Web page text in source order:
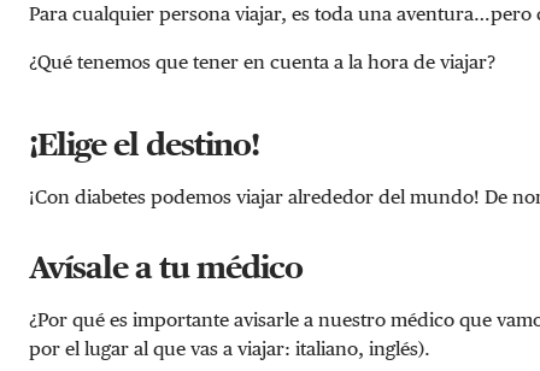
Para cualquier persona viajar, es toda una
¿Qué tenemos que tener en cuenta a la hora de viajar?
¡Elige el destino!
¡Con diabetes podemos viajar alrededor del mundo! De
Avísale a tu médico
¿Por qué es importante avisarle a nuestro médico que
por el lugar al que vas a viajar: italiano, inglés).